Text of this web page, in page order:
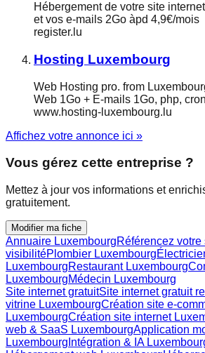
Hébergement de votre site internet
et vos e-mails 2Go àpd 4,9€/mois
register.lu
Hosting Luxembourg
Web Hosting pro. from
Web 1Go + E-mails 1Go, php,
www.hosting-luxembourg.lu
Affichez votre annonce ici »
Vous gérez cette entreprise ?
Mettez à jour vos informations et
gratuitement.
Modifier ma fiche
Annuaire LuxembourgRéférencez votre
visibilitéPlombier Luxembourg
LuxembourgRestaurant Luxembourg
LuxembourgMédecin Luxembourg
Site internet gratuitSite internet gratuit
vitrine LuxembourgCréation site e-
LuxembourgCréation site internet
web & SaaS LuxembourgApplication
Luxembourg Intégration & IA